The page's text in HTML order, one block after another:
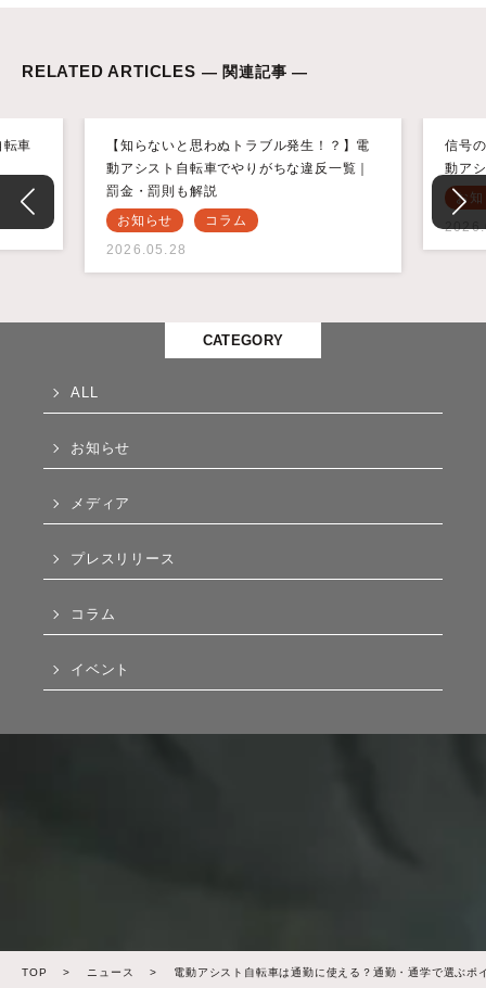
RELATED ARTICLES — 関連記事 —
転車
【知らないと思わぬトラブル発生！？】電
動アシスト自転車でやりがちな違反一覧｜
罰金・罰則も解説
お知らせ
コラム
2026.05.28
信号
動ア
お
CATEGORY
ALL
お知らせ
メディア
プレスリリース
コラム
イベント
TOP > ニュース > 電動アシスト自転車は通勤に使える？通勤・通学で選ぶポ